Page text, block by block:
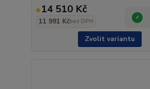
14 510 Kč
11 991 Kčbez DPH
Zvolit variantu